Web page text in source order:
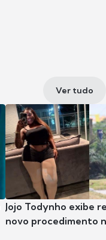
Ver tudo
Jojo Todynho exibe
novo procedimento